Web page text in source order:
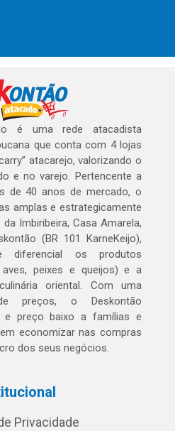
é uma rede atacadista
que conta com 4 lojas
atacarejo, valorizando o
e no varejo. Pertencente a
de 40 anos de mercado, o
amplas e estrategicamente
Imbiribeira, Casa Amarela,
(BR 101 KarneKeijo),
diferencial os produtos
aves, peixes e queijos) e a
oriental. Com uma
preços, o Deskontão
e preço baixo a famílias e
economizar nas compras
dos seus negócios.
Privacidade